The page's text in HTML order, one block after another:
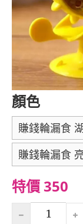
顏色
賺錢輪漏食
賺錢輪漏食
特價 350